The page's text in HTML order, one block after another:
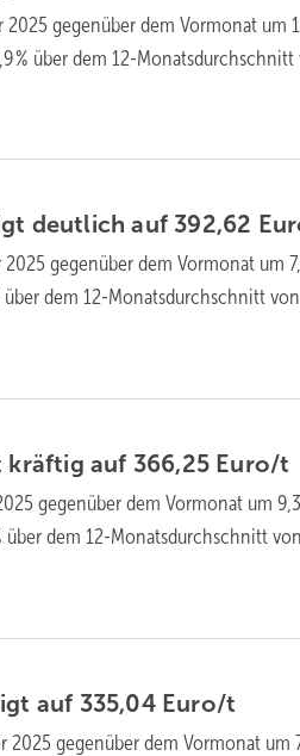
gegen­über dem Vor­mo­nat um
% über dem 12-Monats­durch­schnitt
deutlich auf 392,62
gegen­über dem Vor­mo­nat um
dem 12-Monats­durch­schnitt von
auf 366,25 Euro/t
gegen­über dem Vor­mo­nat um
über dem 12-Monats­durch­schnitt von
auf 335,04 Euro/t
gegen­über dem Vor­mo­nat um